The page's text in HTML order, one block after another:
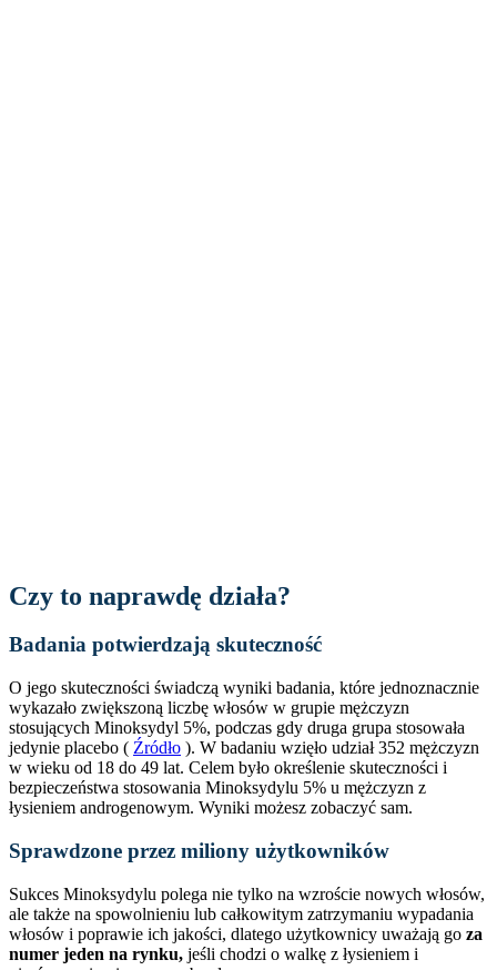
Czy to naprawdę działa?
Badania potwierdzają skuteczność
O jego skuteczności świadczą wyniki badania, które jednoznacznie
wykazało zwiększoną liczbę włosów w grupie mężczyzn
stosujących Minoksydyl 5%, podczas gdy druga grupa stosowała
jedynie placebo ( Źródło ). W badaniu wzięło udział 352 mężczyzn
w wieku od 18 do 49 lat. Celem było określenie skuteczności i
bezpieczeństwa stosowania Minoksydylu 5% u mężczyzn z
łysieniem androgenowym. Wyniki możesz zobaczyć sam.
Sprawdzone przez miliony użytkowników
Sukces Minoksydylu polega nie tylko na wzroście nowych włosów,
ale także na spowolnieniu lub całkowitym zatrzymaniu wypadania
włosów i poprawie ich jakości, dlatego użytkownicy uważają go za
numer jeden na rynku, jeśli chodzi o walkę z łysieniem i